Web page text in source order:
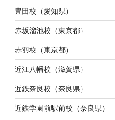
豊田校（愛知県）
赤坂溜池校（東京都）
赤羽校（東京都）
近江八幡校（滋賀県）
近鉄奈良校（奈良県）
近鉄学園前駅前校（奈良県）